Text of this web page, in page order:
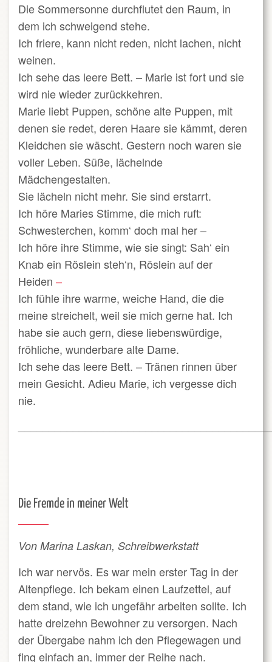
Die Sommersonne durchflutet den Raum, in
dem ich schweigend stehe.
Ich friere, kann nicht reden, nicht lachen, nicht
weinen.
Ich sehe das leere Bett. – Marie ist fort und sie
wird nie wieder zurückkehren.
Marie liebt Puppen, schöne alte Puppen, mit
denen sie redet, deren Haare sie kämmt, deren
Kleidchen sie wäscht. Gestern noch waren sie
voller Leben. Süße, lächelnde
Mädchengestalten.
Sie lächeln nicht mehr. Sie sind erstarrt.
Ich höre Maries Stimme, die mich ruft:
Schwesterchen, komm‘ doch mal her –
Ich höre ihre Stimme, wie sie singt: Sah‘ ein
Knab ein Röslein steh‘n, Röslein auf der
Heiden –
Ich fühle ihre warme, weiche Hand, die die
meine streichelt, weil sie mich gerne hat. Ich
habe sie auch gern, diese liebenswürdige,
fröhliche, wunderbare alte Dame.
Ich sehe das leere Bett. –Tränen rinnen über
mein Gesicht. Adieu Marie, ich vergesse dich
nie.
Die Fremde in meiner Welt
Von Marina Laskan, Schreibwerkstatt
Ich war nervös. Es war mein erster Tag in der
Altenpflege. Ich bekam einen Laufzettel, auf
dem stand, wie ich ungefähr arbeiten sollte. Ich
hatte dreizehn Bewohner zu versorgen. Nach
der Übergabe nahm ich den Pflegewagen und
fing einfach an, immer der Reihe nach.